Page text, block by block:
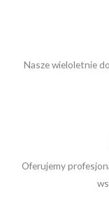
Nasze wieloletnie
Oferujemy